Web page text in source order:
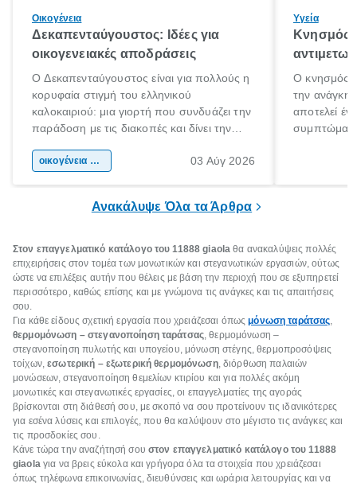
Οικογένεια
Δεκαπενταύγουστος: Ιδέες για
οικογενειακές αποδράσεις
Ο Δεκαπενταύγουστος είναι για πολλούς η
κορυφαία στιγμή του ελληνικού
καλοκαιριού: μια γιορτή που συνδυάζει την
παράδοση με τις διακοπές και δίνει την
χώρας. Είτε πρόκειται για λίγες μέρες
οικογένεια & παιδί 03 Αύγ 2026
Υγεία
Κνησμός:
Ο κνησμός
την ανάγκη
αποτελεί
Ανακάλυψε Όλα τα Άρθρα
Στον επαγγελματικό κατάλογο του 11888giaola θα ανακαλύψεις πολλές
επιχειρήσεις στον τομέα των μονωτικών και στεγανωτικών εργασιών, ούτως
ώστε να επιλέξεις αυτήν που θέλεις με βάση την περιοχή που σε εξυπηρετεί
περισσότερο, καθώς επίσης και με γνώμονα τις ανάγκες και τις απαιτήσεις
σου.
Για κάθε είδους σχετική εργασία που χρειάζεσαι όπωςμόνωση ταράτσας,
θερμομόνωση – στεγανοποίηση ταράτσας, θερμομόνωση –
στεγανοποίηση πυλωτής και υπογείου, μόνωση στέγης, θερμοπροσόψεις
τοίχων,εσωτερική – εξωτερική θερμομόνωση, διόρθωση παλαιών
μονώσεων, στεγανοποίηση θεμελίων κτιρίου και για πολλές ακόμη
μονωτικές και στεγανωτικές εργασίες, οι επαγγελματίες της αγοράς
βρίσκονται στη διάθεσή σου, με σκοπό να σου προτείνουν τις ιδανικότερες
για εσένα λύσεις και επιλογές, που θα καλύψουν στο μέγιστο τις ανάγκες και
τις προσδοκίες σου.
Κάνε τώρα την αναζήτησή σου στον επαγγελματικό κατάλογο του 11888
giaolaγια να βρεις εύκολα και γρήγορα όλα τα στοιχεία που χρειάζεσαι
όπως τηλέφωνα επικοινωνίας, διευθύνσεις και ωράρια λειτουργίας και να